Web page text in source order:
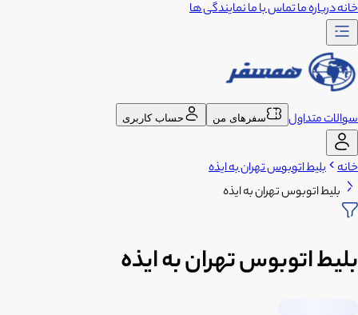
خانهدرباره ماتماس با مانمایندگی ها
سوالات متداول سفرهای من حساب کاربری
خانه بلیط اتوبوس تهران به ایذه
بلیط اتوبوس تهران به ایذه
بلیط اتوبوس تهران به ایذه